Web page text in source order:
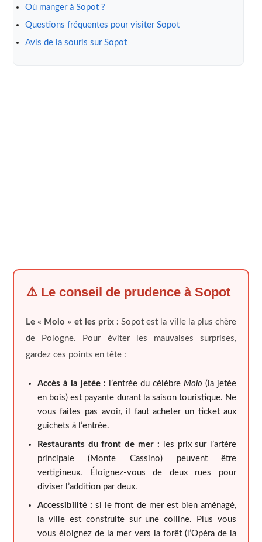
Où manger à Sopot ?
Questions fréquentes pour visiter Sopot
Avis de la souris sur Sopot
⚠️ Le conseil de prudence à Sopot
Le « Molo » et les prix : Sopot est la ville la plus chère
de Pologne. Pour éviter les mauvaises surprises,
gardez ces points en tête :
Accès à la jetée : l’entrée du célèbre Molo (la jetée
en bois) est payante durant la saison touristique. Ne
vous faites pas avoir, il faut acheter un ticket aux
guichets à l’entrée.
Restaurants du front de mer : les prix sur l’artère
principale (Monte Cassino) peuvent être
vertigineux. Éloignez-vous de deux rues pour
diviser l’addition par deux.
Accessibilité : si le front de mer est bien aménagé,
la ville est construite sur une colline. Plus vous
vous éloignez de la mer vers la forêt (l’Opéra de la